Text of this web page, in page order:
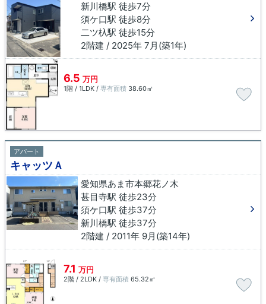
新川橋駅 徒歩7分
須ケ口駅 徒歩8分
二ツ杁駅 徒歩15分
2階建 / 2025年 7月(築1年)
6.5 万円
1階 / 1LDK / 専有面積 38.60㎡
アパート
キャッツＡ
愛知県あま市本郷花ノ木
甚目寺駅 徒歩23分
須ケ口駅 徒歩37分
新川橋駅 徒歩37分
2階建 / 2011年 9月(築14年)
7.1 万円
2階 / 2LDK / 専有面積 65.32㎡